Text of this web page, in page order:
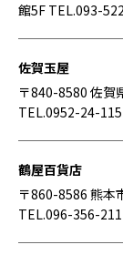
館5F TEL.093-
佐賀玉屋
〒840-8580 佐賀
TEL.0952-24-
鶴屋百貨店
〒860-8586 熊本
TEL.096-356-